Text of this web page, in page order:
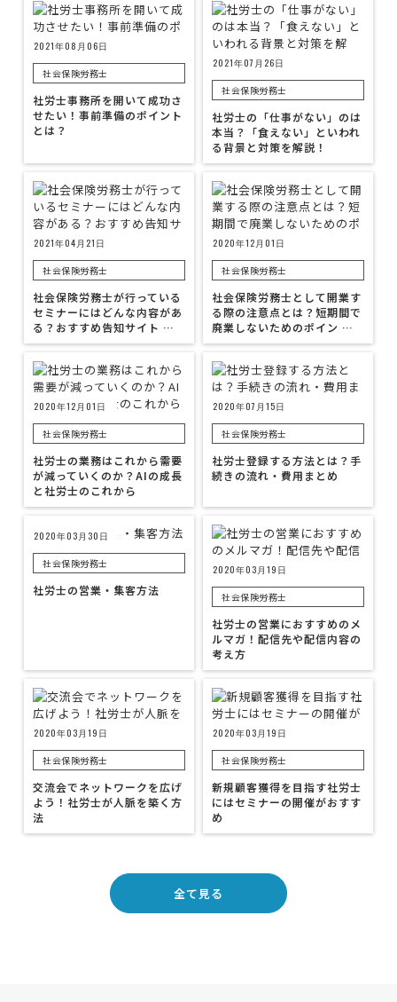
2021年08月06日
社会保険労務士
社労士事務所を開いて成功さ
せたい！事前準備のポイント
とは？
2021年07月26日
社会保険労務士
社労士の「仕事がない」のは
本当？「食えない」といわれ
る背景と対策を解説！
2021年04月21日
社会保険労務士
社会保険労務士が行っている
セミナーにはどんな内容があ
る？おすすめ告知サイト …
2020年12月01日
社会保険労務士
社会保険労務士として開業す
る際の注意点とは？短期間で
廃業しないためのポイン …
2020年12月01日
社会保険労務士
社労士の業務はこれから需要
が減っていくのか？AIの成長
と社労士のこれから
2020年07月15日
社会保険労務士
社労士登録する方法とは？手
続きの流れ・費用まとめ
2020年03月30日
社会保険労務士
社労士の営業・集客方法
2020年03月19日
社会保険労務士
社労士の営業におすすめのメ
ルマガ！配信先や配信内容の
考え方
2020年03月19日
社会保険労務士
交流会でネットワークを広げ
よう！社労士が人脈を築く方
法
2020年03月19日
社会保険労務士
新規顧客獲得を目指す社労士
にはセミナーの開催がおすす
め
全て見る